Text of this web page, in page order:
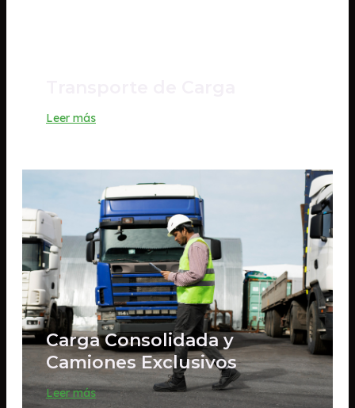
Leer más
Carga Consolidada y
Camiones Exclusivos
Leer más